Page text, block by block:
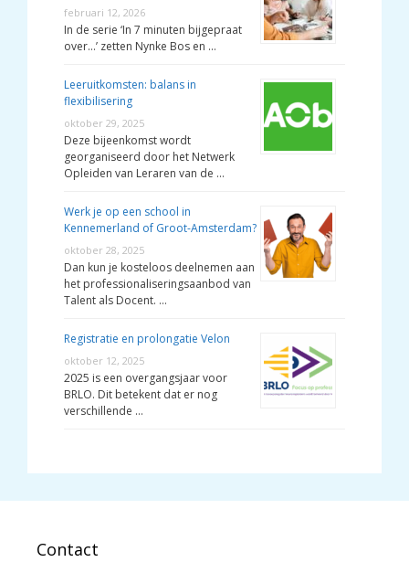
februari 12, 2026
In de serie ‘In 7 minuten bijgepraat
over…’ zetten Nynke Bos en …
Leeruitkomsten: balans in
flexibilisering
oktober 29, 2025
Deze bijeenkomst wordt
georganiseerd door het Netwerk
Opleiden van Leraren van de …
Werk je op een school in
Kennemerland of Groot-Amsterdam?
oktober 28, 2025
Dan kun je kosteloos deelnemen aan
het professionaliseringsaanbod van
Talent als Docent. …
Registratie en prolongatie Velon
oktober 12, 2025
2025 is een overgangsjaar voor
BRLO. Dit betekent dat er nog
verschillende …
Contact